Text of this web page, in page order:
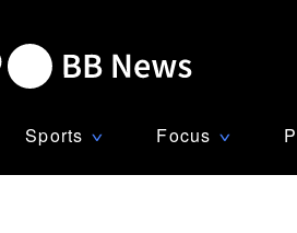
Sports ∨ Focus ∨